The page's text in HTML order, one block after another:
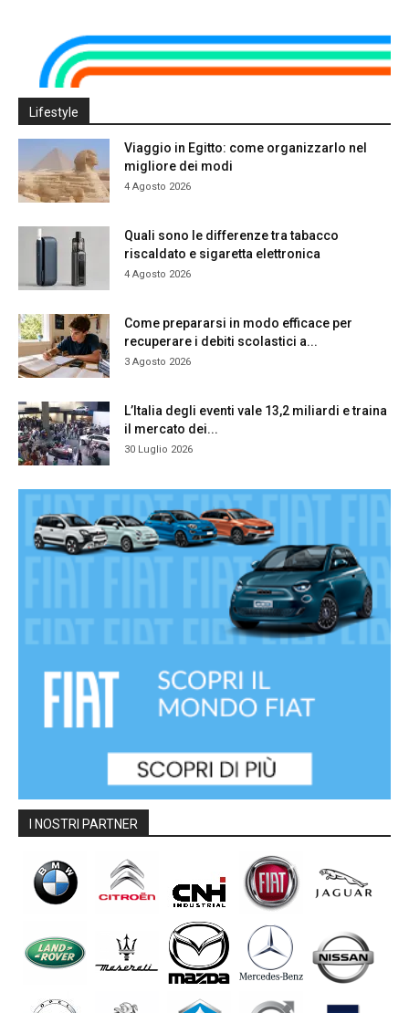
Lifestyle
Viaggio in Egitto: come organizzarlo nel
migliore dei modi
4 Agosto 2026
Quali sono le differenze tra tabacco
riscaldato e sigaretta elettronica
4 Agosto 2026
Come prepararsi in modo efficace per
recuperare i debiti scolastici a...
3 Agosto 2026
L’Italia degli eventi vale 13,2 miliardi e traina
il mercato dei...
30 Luglio 2026
I NOSTRI PARTNER